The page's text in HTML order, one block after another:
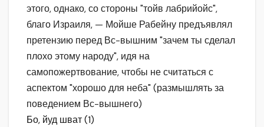
этого, однако, со стороны "тойв лабрийойс",
благо Израиля, — Мойше Рабейну предъявлял
претензию перед Вс-вышним "зачем ты сделал
плохо этому народу", идя на
самопожертвование, чтобы не считаться с
аспектом "хорошо для неба" (размышлять за
поведением Вс-вышнего)
Бо, йуд шват (1)